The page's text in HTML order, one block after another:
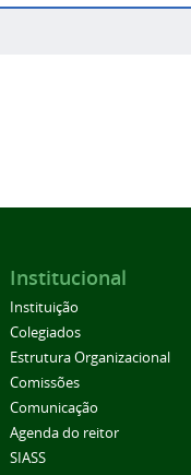
Institucional
Instituição
Colegiados
Estrutura Organizacional
Comissões
Comunicação
Agenda do reitor
SIASS